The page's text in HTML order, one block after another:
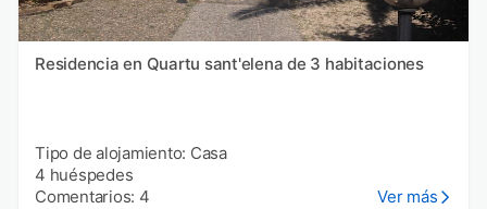
Residencia en Quartu sant'elena de 3 habitaciones
Tipo de alojamiento: Casa
4 huéspedes
Comentarios: 4
Ver más